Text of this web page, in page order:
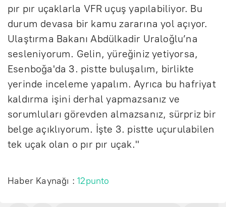
pır pır uçaklarla VFR uçuş yapılabiliyor. Bu
durum devasa bir kamu zararına yol açıyor.
Ulaştırma Bakanı Abdülkadir Uraloğlu’na
sesleniyorum. Gelin, yüreğiniz yetiyorsa,
Esenboğa'da 3. pistte buluşalım, birlikte
yerinde inceleme yapalım. Ayrıca bu hafriyat
kaldırma işini derhal yapmazsanız ve
sorumluları görevden almazsanız, sürpriz bir
belge açıklıyorum. İşte 3. pistte uçurulabilen
tek uçak olan o pır pır uçak."
Haber Kaynağı :12punto